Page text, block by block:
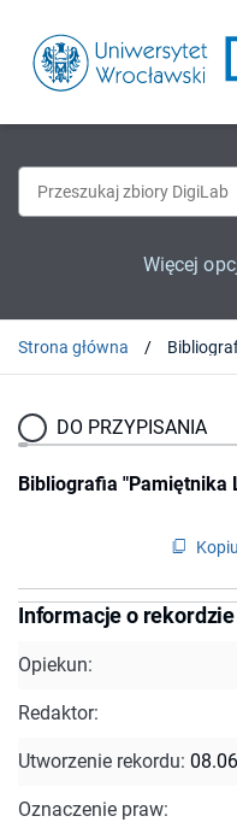
Więcej
Strona główna
DO PRZYPISANIA
Bibliografia "Pamiętnika
Informacje o rekordzie
Opiekun:
Redaktor:
Utworzenie rekordu:
Oznaczenie praw: